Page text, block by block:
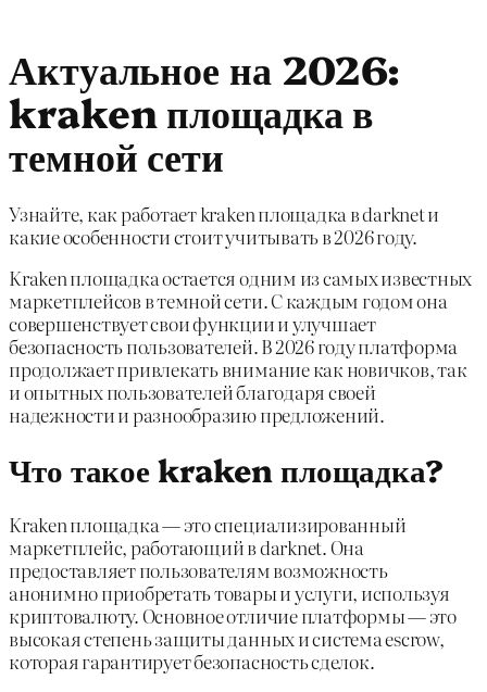
Актуальное на 2026:
kraken площадка в
темной сети
Узнайте, как работает kraken площадка в darknet и
какие особенности стоит учитывать в 2026 году.
Kraken площадка остается одним из самых известных
маркетплейсов в темной сети. С каждым годом она
совершенствует свои функции и улучшает
безопасность пользователей. В 2026 году платформа
продолжает привлекать внимание как новичков, так
и опытных пользователей благодаря своей
надежности и разнообразию предложений.
Что такое kraken площадка?
Kraken площадка — это специализированный
маркетплейс, работающий в darknet. Она
предоставляет пользователям возможность
анонимно приобретать товары и услуги, используя
криптовалюту. Основное отличие платформы — это
высокая степень защиты данных и система escrow,
которая гарантирует безопасность сделок.